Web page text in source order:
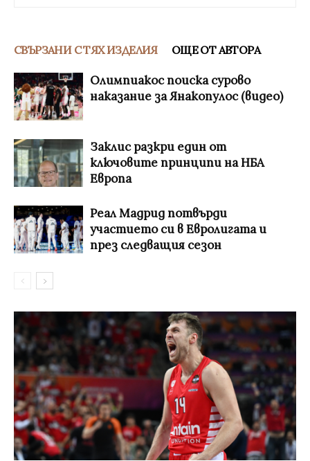
СВЪРЗАНИ С ТЯХ ИЗДЕЛИЯ ОЩЕ ОТ АВТОРА
Олимпиакос поиска сурово
наказание за Янакопулос (видео)
Заклис разкри един от
ключовите принципи на НБА
Европа
Реал Мадрид потвърди
участието си в Евролигата и
през следващия сезон